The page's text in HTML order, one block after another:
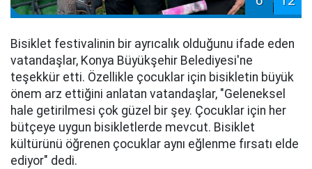
Bisiklet festivalinin bir ayrıcalık olduğunu ifade eden
vatandaşlar, Konya Büyükşehir Belediyesi'ne
teşekkür etti. Özellikle çocuklar için bisikletin büyük
önem arz ettiğini anlatan vatandaşlar, "Geleneksel
hale getirilmesi çok güzel bir şey. Çocuklar için her
bütçeye uygun bisikletlerde mevcut. Bisiklet
kültürünü öğrenen çocuklar aynı eğlenme fırsatı elde
ediyor" dedi.